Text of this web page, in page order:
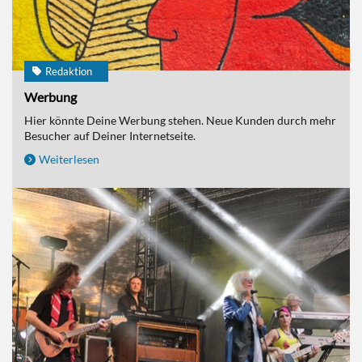
Redaktion
Werbung
Hier könnte Deine Werbung stehen. Neue Kunden durch mehr
Besucher auf Deiner Internetseite.
Weiterlesen